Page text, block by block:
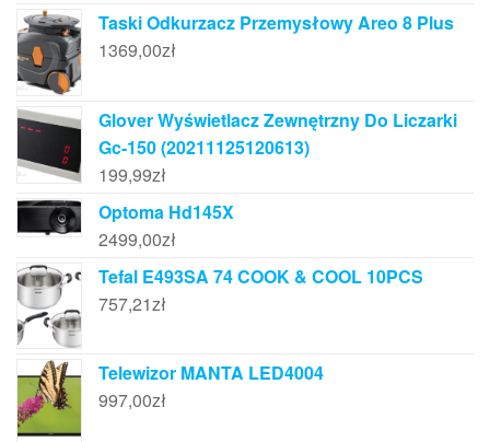
Taski Odkurzacz Przemysłowy Areo 8 Plus
1369,00zł
Glover Wyświetlacz Zewnętrzny Do Liczarki
Gc-150 (20211125120613)
199,99zł
Optoma Hd145X
2499,00zł
Tefal E493SA 74 COOK & COOL 10PCS
757,21zł
Telewizor MANTA LED4004
997,00zł